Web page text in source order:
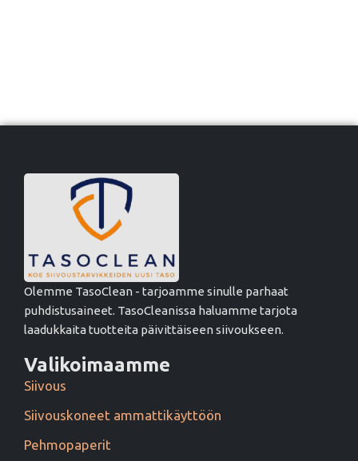
Olemme TasoClean - tarjoamme sinulle parhaat
puhdistusaineet. TasoCleanissa haluamme tarjota
laadukkaita tuotteita päivittäiseen siivoukseen.
Valikoimaamme
Siivous
Siivouskoneet ammattikäyttöön
Pehmopaperit